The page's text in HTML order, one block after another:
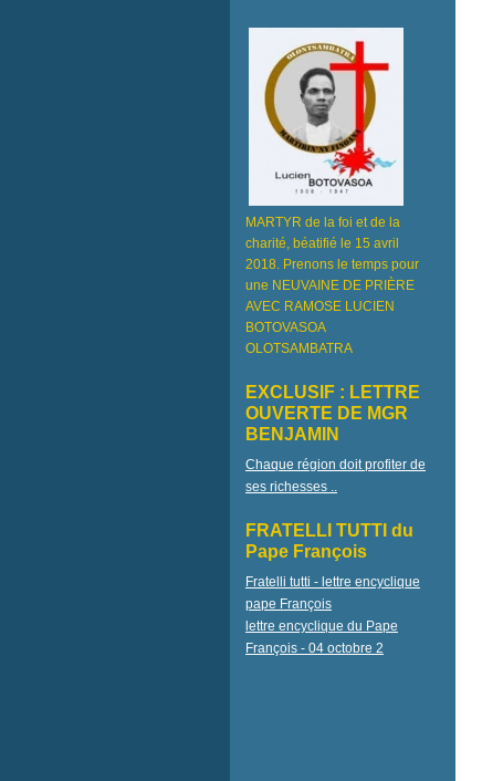
MARTYR de la foi et de la
charité, béatifié le 15 avril
2018. Prenons le temps pour
une NEUVAINE DE PRIÈRE
AVEC RAMOSE LUCIEN
BOTOVASOA
OLOTSAMBATRA
EXCLUSIF : LETTRE
OUVERTE DE MGR
BENJAMIN
Chaque région doit profiter de
ses richesses ..
FRATELLI TUTTI du
Pape François
Fratelli tutti - lettre encyclique
pape François
lettre encyclique du Pape
François - 04 octobre 2